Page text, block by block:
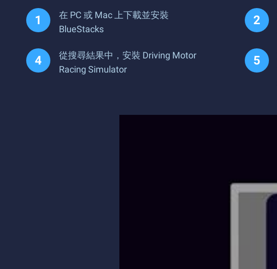
在 PC 或 Mac 上下載並安裝
BlueStacks
從搜尋結果中，安裝 Driving Motor
Racing Simulator